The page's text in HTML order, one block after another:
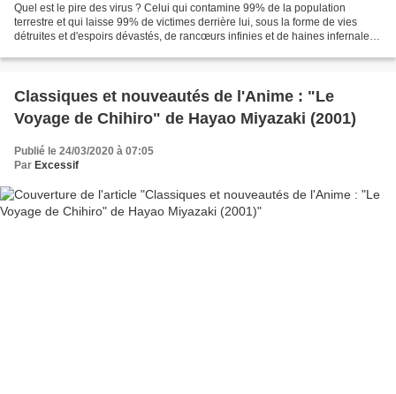
Quel est le pire des virus ? Celui qui contamine 99% de la population
terrestre et qui laisse 99% de victimes derrière lui, sous la forme de vies
détruites et d'espoirs dévastés, de rancœurs infinies et de haines infernales,
Classiques et nouveautés de l'Anime : "Le
Voyage de Chihiro" de Hayao Miyazaki (2001)
Publié le 24/03/2020 à 07:05
Par Excessif